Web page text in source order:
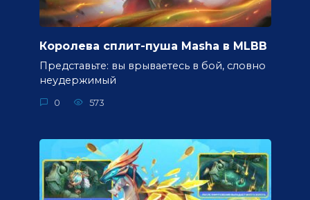
Королева сплит-пуша Masha в MLBB
Представьте: вы врываетесь в бой, словно
неудержимый
0 573